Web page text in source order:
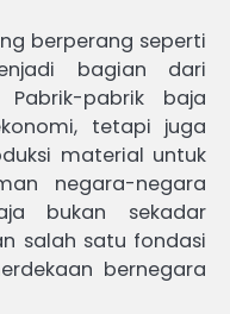
berperang seperti
bagian dari
pabrik baja
tetapi juga
material untuk
negara-negara
bukan sekadar
salah satu fondasi
bernegara